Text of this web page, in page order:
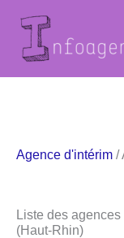
contenu
Agence d'intérim /
Liste des
(Haut-Rhin)